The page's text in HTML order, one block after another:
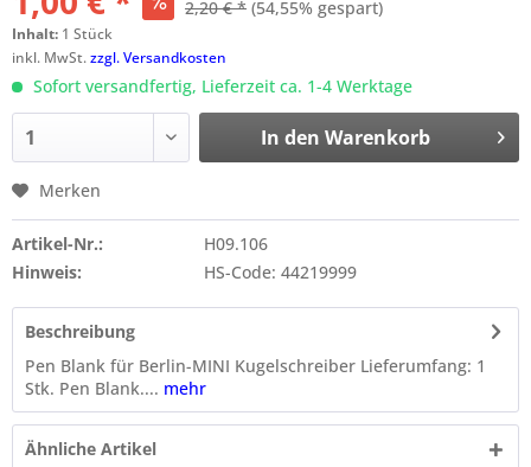
2,20 € * (54,55% gespart)
Inhalt: 1 Stück
inkl. MwSt.zzgl. Versandkosten
Sofort versandfertig, Lieferzeit ca. 1-4 Werktage
In den Warenkorb
Merken
Artikel-Nr.:
H09.106
Hinweis:
HS-Code: 44219999
Beschreibung
Pen Blank für Berlin-MINI Kugelschreiber Lieferumfang: 1
Stk. Pen Blank.... mehr
Ähnliche Artikel